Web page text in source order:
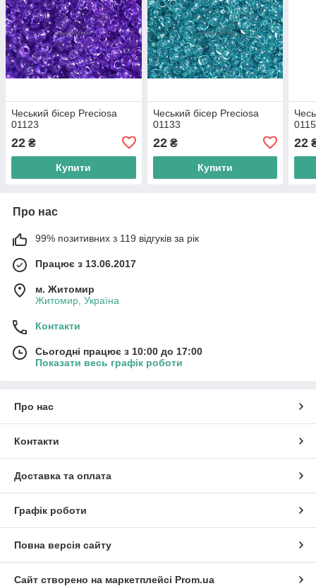
Чеський бісер Preciosa
01123
22 ₴
Купити
Чеський бісер Preciosa
01133
22₴
Купити
22
Про нас
99% позитивних з 119 відгуків за рік
Працює з 13.06.2017
м. Житомир
Житомир, Україна
Контакти
Сьогодні працює з 10:00 до 17:00
Показати весь графік роботи
Про нас
Контакти
Доставка та оплата
Графік роботи
Повна версія сайту
Сайт створено на маркетплейсі Prom.ua